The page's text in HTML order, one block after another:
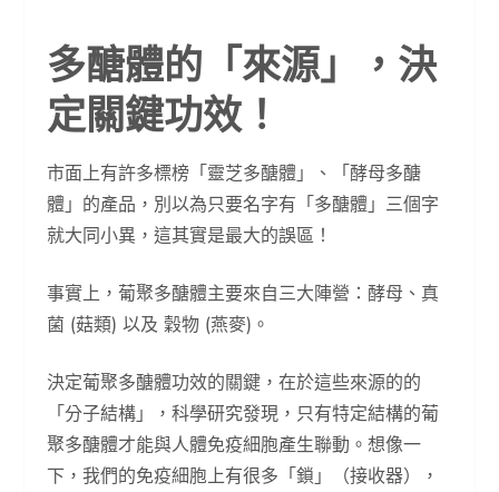
多醣體的「來源」，決
定關鍵功效！
市面上有許多標榜「靈芝多醣體」、「酵母多醣
體」的產品，別以為只要名字有「多醣體」三個字
就大同小異，這其實是最大的誤區！
事實上，葡聚多醣體主要來自三大陣營：酵母、真
菌 (菇類) 以及 穀物 (燕麥)。
決定葡聚多醣體功效的關鍵，在於這些來源的的
「分子結構」，科學研究發現，只有特定結構的葡
聚多醣體才能與人體免疫細胞產生聯動。想像一
下，我們的免疫細胞上有很多「鎖」（接收器），